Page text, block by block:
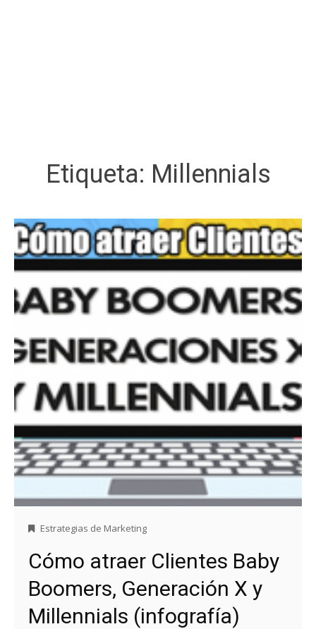
Etiqueta: Millennials
Estrategias de Marketing
Cómo atraer Clientes Baby
Boomers, Generación X y
Millennials (infografía)